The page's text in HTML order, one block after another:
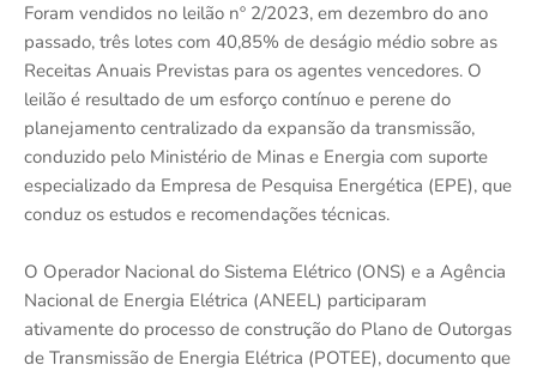
Foram vendidos no leilão nº 2/2023, em dezembro do ano
passado, três lotes com 40,85% de deságio médio sobre as
Receitas Anuais Previstas para os agentes vencedores. O
leilão é resultado de um esforço contínuo e perene do
planejamento centralizado da expansão da transmissão,
conduzido pelo Ministério de Minas e Energia com suporte
especializado da Empresa de Pesquisa Energética (EPE), que
conduz os estudos e recomendações técnicas.
O Operador Nacional do Sistema Elétrico (ONS) e a Agência
Nacional de Energia Elétrica (ANEEL) participaram
ativamente do processo de construção do Plano de Outorgas
de Transmissão de Energia Elétrica (POTEE), documento que